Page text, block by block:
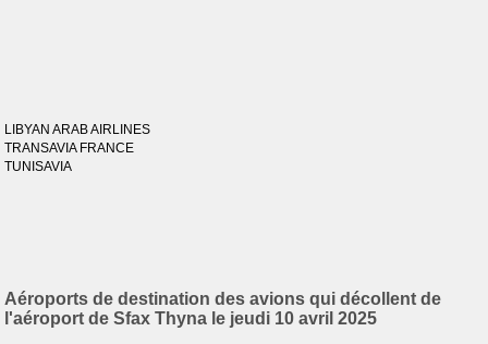
LIBYAN ARAB AIRLINES
TRANSAVIA FRANCE
TUNISAVIA
Aéroports de destination des avions qui décollent de
l'aéroport de Sfax Thyna le jeudi 10 avril 2025